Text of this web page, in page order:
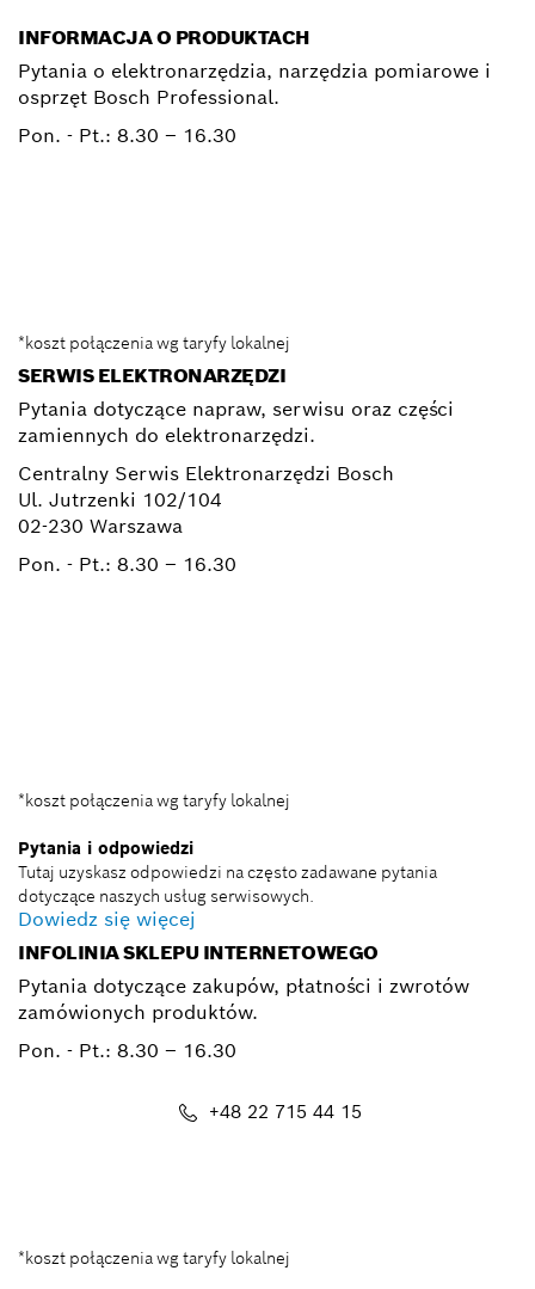
INFORMACJA O PRODUKTACH
Pytania o elektronarzędzia, narzędzia pomiarowe i
osprzęt Bosch Professional.
Pon. - Pt.: 8.30 – 16.30
*koszt połączenia wg taryfy lokalnej
SERWIS ELEKTRONARZĘDZI
Pytania dotyczące napraw, serwisu oraz części
zamiennych do elektronarzędzi.
Centralny Serwis Elektronarzędzi Bosch
Ul. Jutrzenki 102/104
02-230 Warszawa
Pon. - Pt.: 8.30 – 16.30
*koszt połączenia wg taryfy lokalnej
Pytania i odpowiedzi
Tutaj uzyskasz odpowiedzi na często zadawane pytania
dotyczące naszych usług serwisowych.
Dowiedz się więcej
INFOLINIA SKLEPU INTERNETOWEGO
Pytania dotyczące zakupów, płatności i zwrotów
zamówionych produktów.
Pon. - Pt.: 8.30 – 16.30
+48 22 715 44 15
*koszt połączenia wg taryfy lokalnej